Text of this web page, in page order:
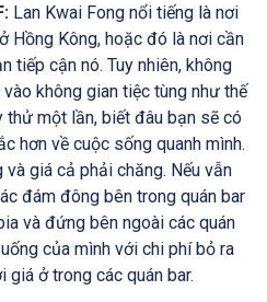
Lan Kwai Fong nổi tiếng là nơi
Hồng Kông, hoặc đó là nơi cần
tiếp cận nó. Tuy nhiên, không
không gian tiệc tùng như thế
thử một lần, biết đâu bạn sẽ có
hơn về cuộc sống quanh mình.
giá cả phải chăng. Nếu vẫn
đám đông bên trong quán bar
và đứng bên ngoài các quán
của mình với chi phí bỏ ra
ở trong các quán bar.